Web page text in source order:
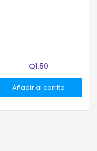
Q1.50
Añadir al carrito